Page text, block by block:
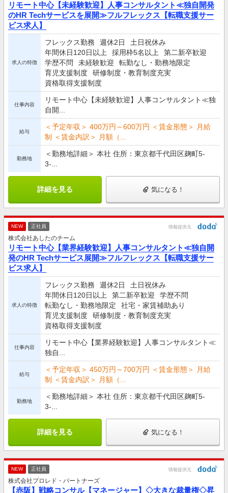
リモート中心【未経験歓迎】人事コンサルタント≪独自開発
のHR Techサービスを展開≫フルフレックス【転職支援サー
ビス求人】
求人の特徴
フレックス勤務 週休2日
土日祝休み
年間休日120日以上
採用枠5名以上
第二新卒歓迎
学歴不問
未経験歓迎
転勤なし・勤務地限定
育児支援制度
研修制度・教育制度充実
資格取得支援制度
仕事内容
リモート中心【未経験歓迎】人事コンサルタント≪独
自開...
給与
＜予定年収＞ 400万円～600万円 ＜賃金形態＞ 月給
制 ＜賃金内訳＞ 月額（...
勤務地
＜勤務地詳細＞ 本社 住所：東京都千代田区麹町5-
3-...
詳細を見る 気になる！
NEW 正社員 情報提供元
株式会社あしたのチーム
リモート中心【業界経験歓迎】人事コンサルタント≪独自開
発のHR Techサービス展開≫フルフレックス【転職支援サー
ビス求人】
求人の特徴
フレックス勤務 週休2日
土日祝休み
年間休日120日以上
第二新卒歓迎
学歴不問
転勤なし・勤務地限定
社宅・家賃補助あり
育児支援制度
研修制度・教育制度充実
資格取得支援制度
仕事内容
リモート中心【業界経験歓迎】人事コンサルタント≪
独自...
給与
＜予定年収＞ 450万円～700万円 ＜賃金形態＞ 月給
制 ＜賃金内訳＞ 月額（...
勤務地
＜勤務地詳細＞ 本社 住所：東京都千代田区麹町5-
3-...
詳細を見る 気になる！
NEW 正社員 情報提供元
株式会社プロレド・パートナーズ
【赤阪】戦略コンサル【マネージャー】◇大きな裁量権◇昇